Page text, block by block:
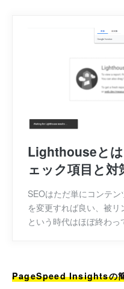
Lighthouseと
ェック項目と対
SEOはただ単にコンテ
を変更すれば良い、被
という時代はほぼ終わ
PageSpeed Insightsの